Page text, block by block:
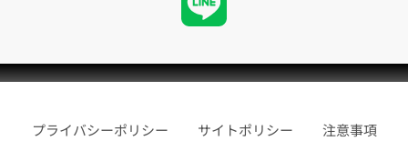
プライバシーポリシー サイトポリシー 注意事項